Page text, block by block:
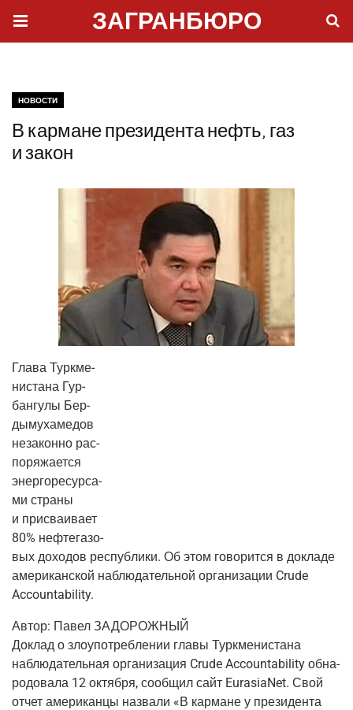
ЗАГРАНБЮРО
НОВОСТИ
В кармане президента нефть, газ
и закон
Гла­ва Турк­ме­
ни­ста­на Гур­
бан­гу­лы Бер­
ды­му­ха­ме­дов
неза­кон­но рас­
по­ря­жа­ет­ся
энер­го­ре­сур­са­
ми стра­ны
и при­сва­и­ва­ет
80% неф­те­га­зо­
вых дохо­дов рес­пуб­ли­ки. Об этом гово­рит­ся в докла­де
аме­ри­кан­ской наблю­да­тель­ной орга­ни­за­ции Crude
Accountability.
Автор: Павел ЗАДОРОЖНЫЙ
Доклад о зло­упо­треб­ле­нии гла­вы Турк­ме­ни­ста­на
наблю­да­тель­ная орга­ни­за­ция Crude Accountability обна­
ро­до­ва­ла 12 октяб­ря, сооб­щил сайт EurasiaNet. Свой
отчет аме­ри­кан­цы назва­ли «В кар­мане у пре­зи­ден­та